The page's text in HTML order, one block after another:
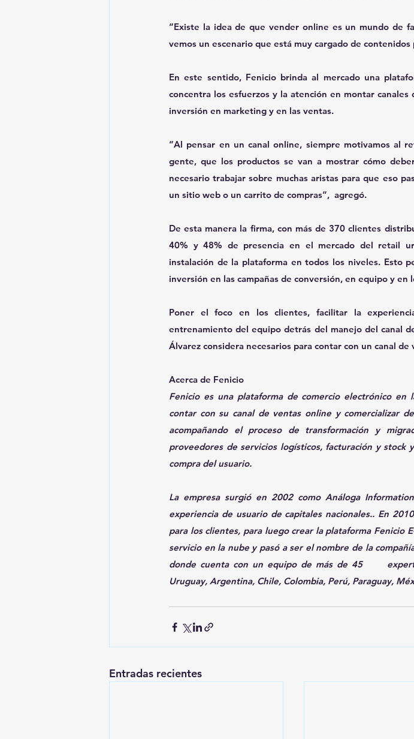
“Existe la idea de que vender online es un mundo de
vemos un escenario que está muy cargado de
En este sentido, Fenicio brinda al mercado una
concentra los esfuerzos y la atención en montar
inversión en marketing y en las ventas.
“Al pensar en un canal online, siempre motivamos al
gente, que los productos se van a mostrar cómo
necesario trabajar sobre muchas aristas para que eso
un sitio web o un carrito de compras”,  agregó.
De esta manera la firma, con más de 370 clientes
40% y 48% de presencia en el mercado del retail
instalación de la plataforma en todos los niveles. Esto
inversión en las campañas de conversión, en equipo y en
Poner el foco en los clientes, facilitar la
entrenamiento del equipo detrás del manejo del canal
Álvarez considera necesarios para contar con un canal
Acerca de Fenicio
Fenicio es una plataforma de comercio electrónico
contar con su canal de ventas online y comercializar
acompañando el proceso de transformación y
proveedores de servicios logísticos, facturación y stock
compra del usuario.
La empresa surgió en 2002 como Análoga
experiencia de usuario de capitales nacionales.. En
para los clientes, para luego crear la plataforma Fenicio
servicio en la nube y pasó a ser el nombre de la
donde cuenta con un equipo de más de 45
Uruguay, Argentina, Chile, Colombia, Perú, Paraguay,
Entradas recientes